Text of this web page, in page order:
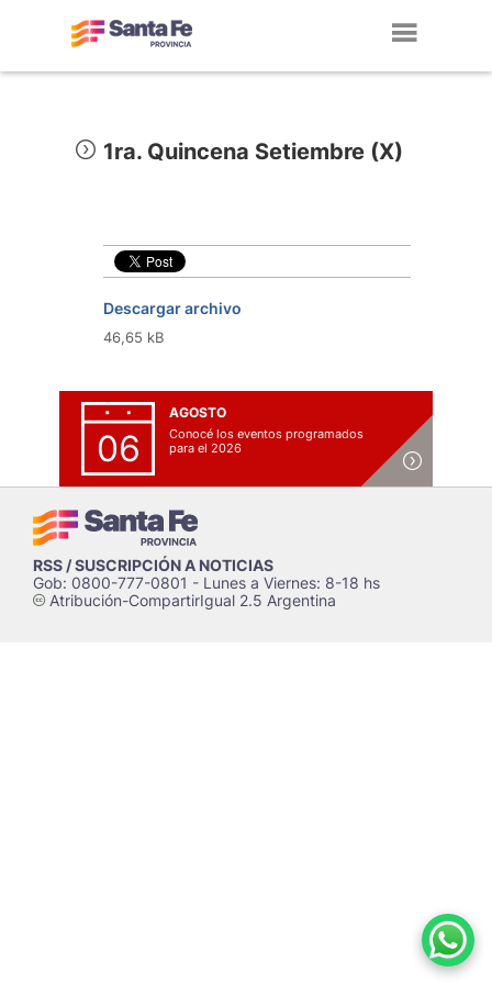
1ra. Quincena Setiembre (X)
Descargar archivo
46,65 kB
06
AGOSTO
Conocé los eventos programados
para el 2026
RSS / SUSCRIPCIÓN A NOTICIAS
Gob: 0800-777-0801 - Lunes a Viernes: 8-18 hs
cAtribución-CompartirIgual 2.5 Argentina